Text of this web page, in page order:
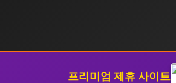
프리미엄 제휴 사이트